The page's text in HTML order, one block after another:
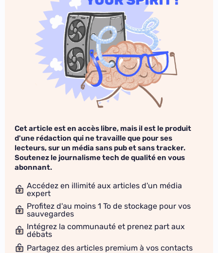
Cet article est en accès libre, mais il est le produit
d'une rédaction qui ne travaille que pour ses
lecteurs, sur un média sans pub et sans tracker.
Soutenez le journalisme tech de qualité en vous
abonnant.
Accédez en illimité aux articles d'un média
expert
Profitez d'au moins 1 To de stockage pour vos
sauvegardes
Intégrez la communauté et prenez part aux
débats
Partagez des articles premium à vos contacts